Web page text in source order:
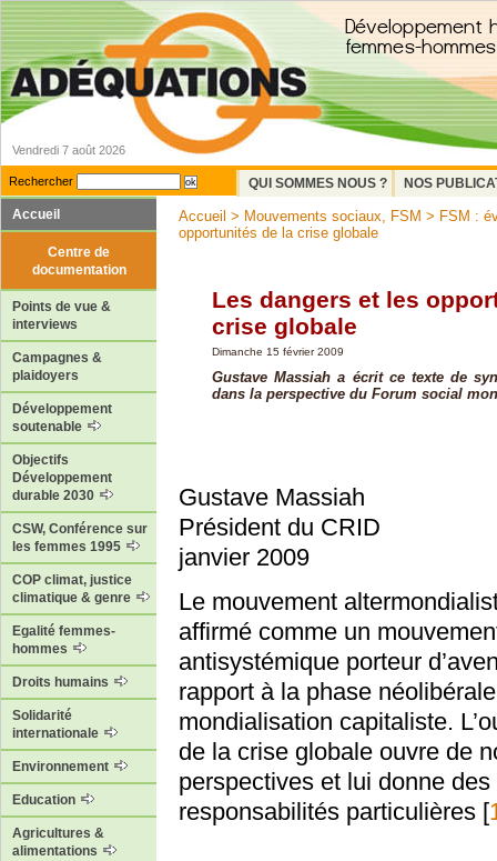
Vendredi 7 août 2026
Rechercher QUI SOMMES NOUS ?
NOS
Accueil
Centre de
documentation
Points de vue &
interviews
Campagnes &
plaidoyers
Développement
soutenable
Objectifs
Développement
durable 2030
CSW, Conférence sur
les femmes 1995
COP climat, justice
climatique & genre
Egalité femmes-
hommes
Droits humains
Solidarité
internationale
Environnement
Education
Agricultures &
alimentations
Accueil > Mouvements sociaux, FSM > FSM :
opportunités de la crise globale
Les dangers et les
crise globale
Dimanche 15 février 2009
Gustave Massiah a écrit ce texte de
dans la perspective du Forum social
Gustave Massiah
Président du CRID
janvier 2009
Le mouvement
affirmé comme un
antisystémique porteur
rapport à la phase
mondialisation capitaliste.
de la crise globale ouvre de
perspectives et lui donne des
responsabilités particulières [